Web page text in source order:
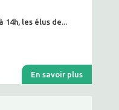
14h, les élus de...
En savoir plus